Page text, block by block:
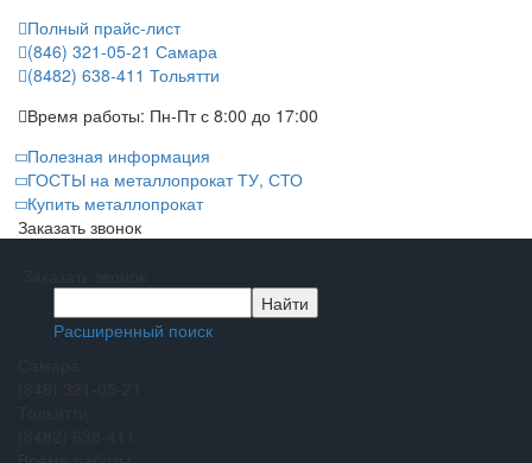
Полный прайс-лист
(846) 321-05-21 Самара
(8482) 638-411 Тольятти
Время работы: Пн-Пт с 8:00 до 17:00
Полезная информация
ГОСТЫ на металлопрокат ТУ, СТО
Купить металлопрокат
Заказать звонок
Расширенный поиск